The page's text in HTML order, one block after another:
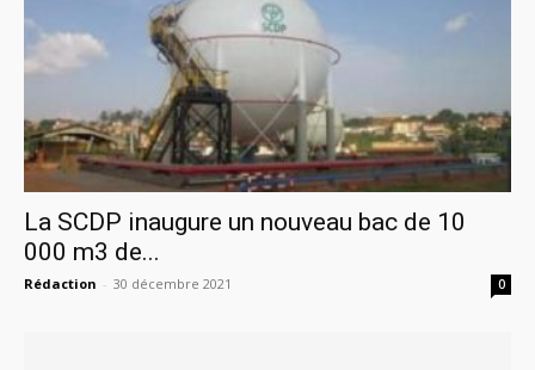
La SCDP inaugure un nouveau bac de 10
000 m3 de...
Rédaction - 30 décembre 2021 0